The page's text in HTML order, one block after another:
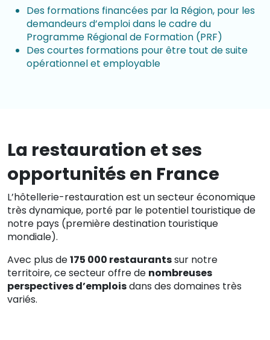
Des formations financées par la Région, pour les
demandeurs d’emploi dans le cadre du
Programme Régional de Formation (PRF)
Des courtes formations pour être tout de suite
opérationnel et employable
La restauration et ses
opportunités en France
L’hôtellerie-restauration est un secteur économique
très dynamique, porté par le potentiel touristique de
notre pays (première destination touristique
mondiale).
Avec plus de175 000 restaurantssur notre
territoire, ce secteur offre de nombreuses
perspectives d’emploisdans des domaines très
variés.